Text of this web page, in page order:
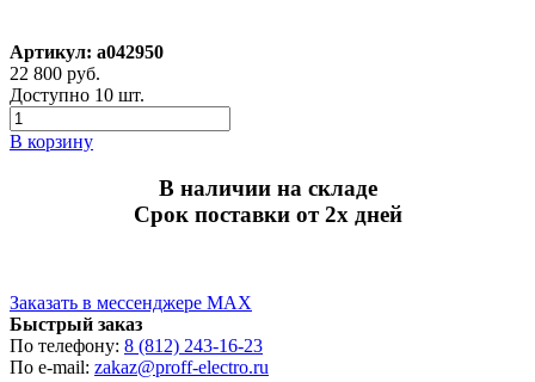
Артикул: a042950
22 800 руб.
Доступно 10 шт.
В корзину
В наличии на складе
Срок поставки от 2х дней
Заказать в мессенджере MAX
Быстрый заказ
По телефону: 8 (812) 243-16-23
По e-mail: zakaz@proff-electro.ru